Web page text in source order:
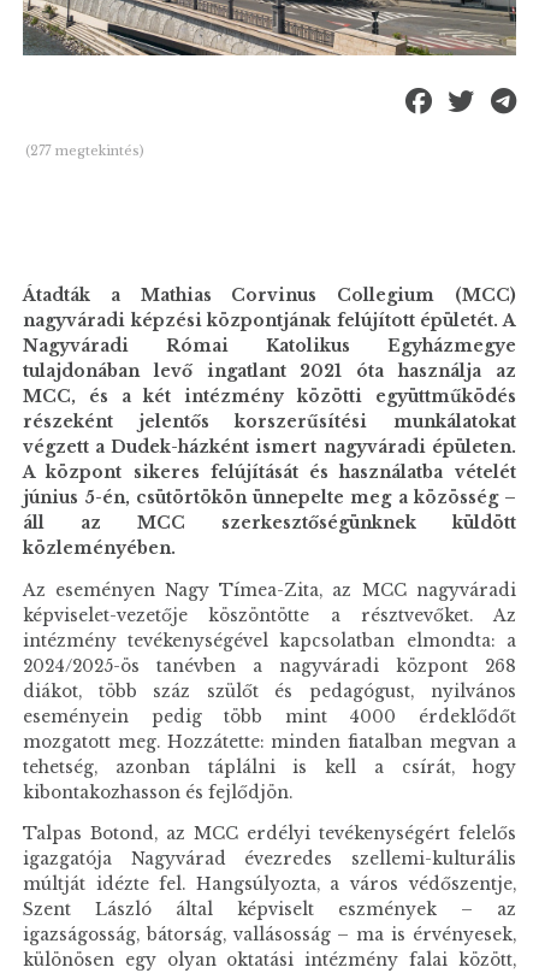
(277 megtekintés)
Átadták a Mathias Corvinus Collegium (MCC)
nagyváradi képzési központjának felújított épületét. A
Nagyváradi Római Katolikus Egyházmegye
tulajdonában levő ingatlant 2021 óta használja az
MCC, és a két intézmény közötti együttműködés
részeként jelentős korszerűsítési munkálatokat
végzett a Dudek-házként ismert nagyváradi épületen.
A központ sikeres felújítását és használatba vételét
június 5-én, csütörtökön ünnepelte meg a közösség –
áll az MCC szerkesztőségünknek küldött
közleményében.
Az eseményen Nagy Tímea-Zita, az MCC nagyváradi
képviselet-vezetője köszöntötte a résztvevőket. Az
intézmény tevékenységével kapcsolatban elmondta: a
2024/2025-ös tanévben a nagyváradi központ 268
diákot, több száz szülőt és pedagógust, nyilvános
eseményein pedig több mint 4000 érdeklődőt
mozgatott meg. Hozzátette: minden fiatalban megvan a
tehetség, azonban táplálni is kell a csírát, hogy
kibontakozhasson és fejlődjön.
Talpas Botond, az MCC erdélyi tevékenységért felelős
igazgatója Nagyvárad évezredes szellemi-kulturális
múltját idézte fel. Hangsúlyozta, a város védőszentje,
Szent László által képviselt eszmények – az
igazságosság, bátorság, vallásosság – ma is érvényesek,
különösen egy olyan oktatási intézmény falai között,